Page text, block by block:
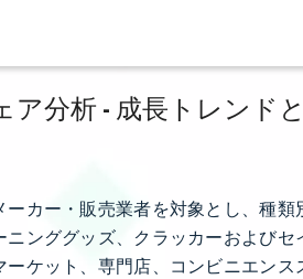
分析 - 成長トレンド
カー・販売業者を対象とし、種類
ンググッズ、クラッカーおよび
ケット、専門店、コンビニエンス